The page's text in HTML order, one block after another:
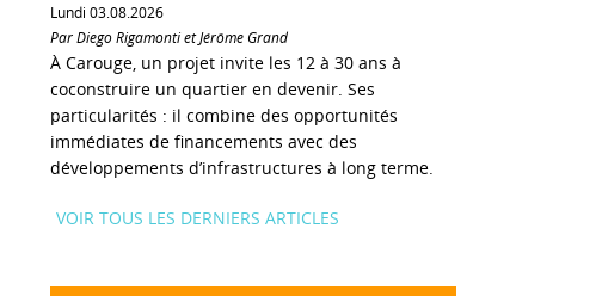
Lundi 03.08.2026
Par Diego Rigamonti et Jérôme Grand
À Carouge, un projet invite les 12 à 30 ans à
coconstruire un quartier en devenir. Ses
particularités : il combine des opportunités
immédiates de financements avec des
développements d’infrastructures à long terme.
VOIR TOUS LES DERNIERS ARTICLES